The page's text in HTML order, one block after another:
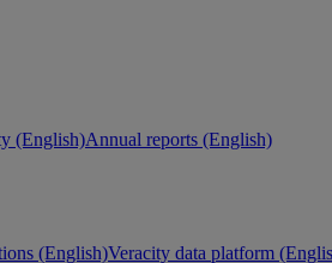
(English)Annual reports (English)
(English)Veracity data platform